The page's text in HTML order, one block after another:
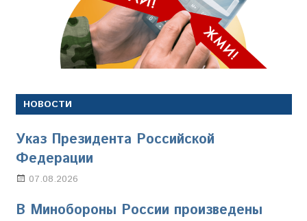
НОВОСТИ
Указ Президента Российской
Федерации
07.08.2026
В Минобороны России произведены